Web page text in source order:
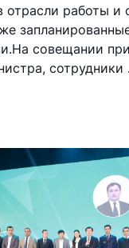
отрасли работы
совещании
сотрудники